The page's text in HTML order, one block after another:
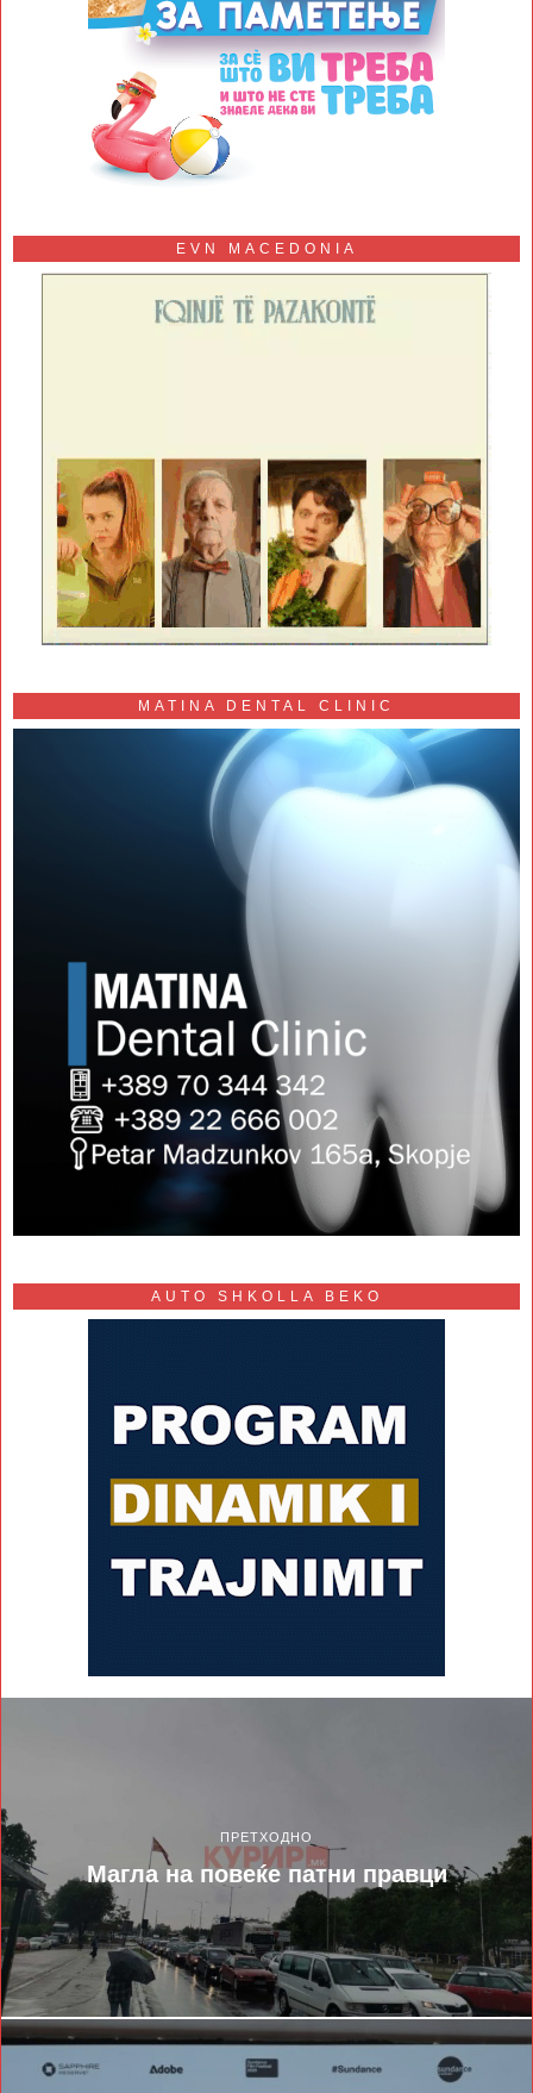
EVN MACEDONIA
MATINA DENTAL CLINIC
AUTO SHKOLLA BEKO
ПРЕТХОДНО
Магла на повеќе патни правци